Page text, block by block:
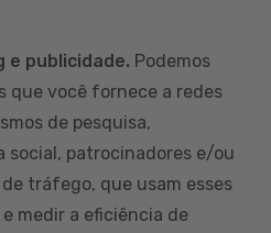
e publicidade. Podemos
que você fornece a redes
de pesquisa,
social, patrocinadores e/ou
tráfego, que usam esses
medir a eficiência de